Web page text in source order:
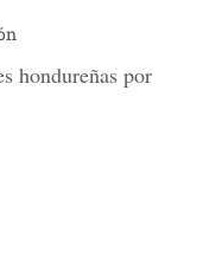
hondureñas por